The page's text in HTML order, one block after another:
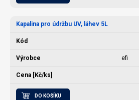
Kapalina pro údržbu UV, láhev 5L
efi
DO KOŠÍKU